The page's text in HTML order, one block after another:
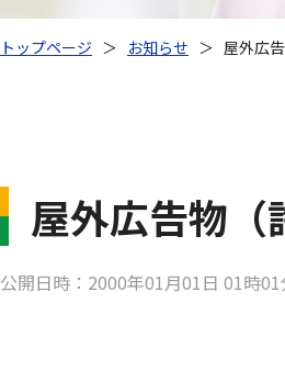
トップページ ＞ お知らせ ＞ 屋外広
屋外広告物
公開日時：2000年01月01日 01時01